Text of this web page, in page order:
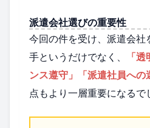
派遣会社選びの重要性
今回の件を受け、派遣会社
手というだけでなく、
「
ンス遵守」「派遣社員への
点もより一層重要になるで